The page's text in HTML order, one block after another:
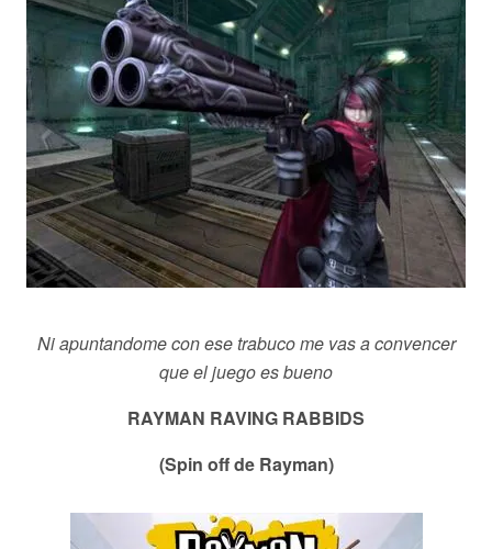
Ni apuntandome con ese trabuco me vas a convencer
que el juego es bueno
RAYMAN RAVING RABBIDS
(Spin off de Rayman)